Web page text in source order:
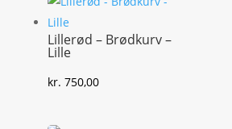
Lillerød – Brødkurv –
Lille
kr. 750,00